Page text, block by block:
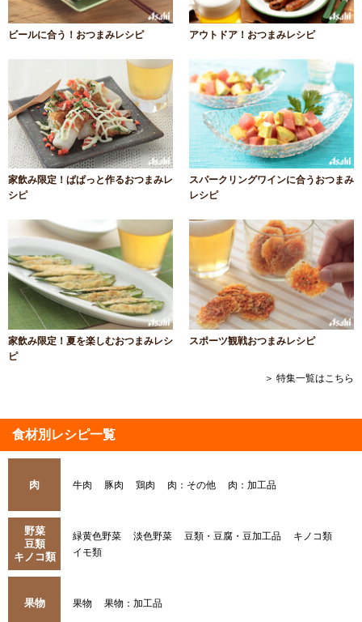
ビールに合う！おつまみレシピ アウトドア！おつまみレシピ
家飲み限定！ぱぱっと作るおつまみレ
シピ
スパークリングワインに合うおつまみ
レシピ
家飲み限定！夏を楽しむおつまみレシ
ピ
スポーツ観戦おつまみレシピ
＞ 特集一覧はこちら
食材別レシピ一覧
肉 牛肉 豚肉 鶏肉 肉：その他 肉：加工品
野菜
豆類
キノコ類
緑黄色野菜 淡色野菜 豆類・豆腐・豆加工品
キノコ類
イモ類
果物 果物 果物：加工品